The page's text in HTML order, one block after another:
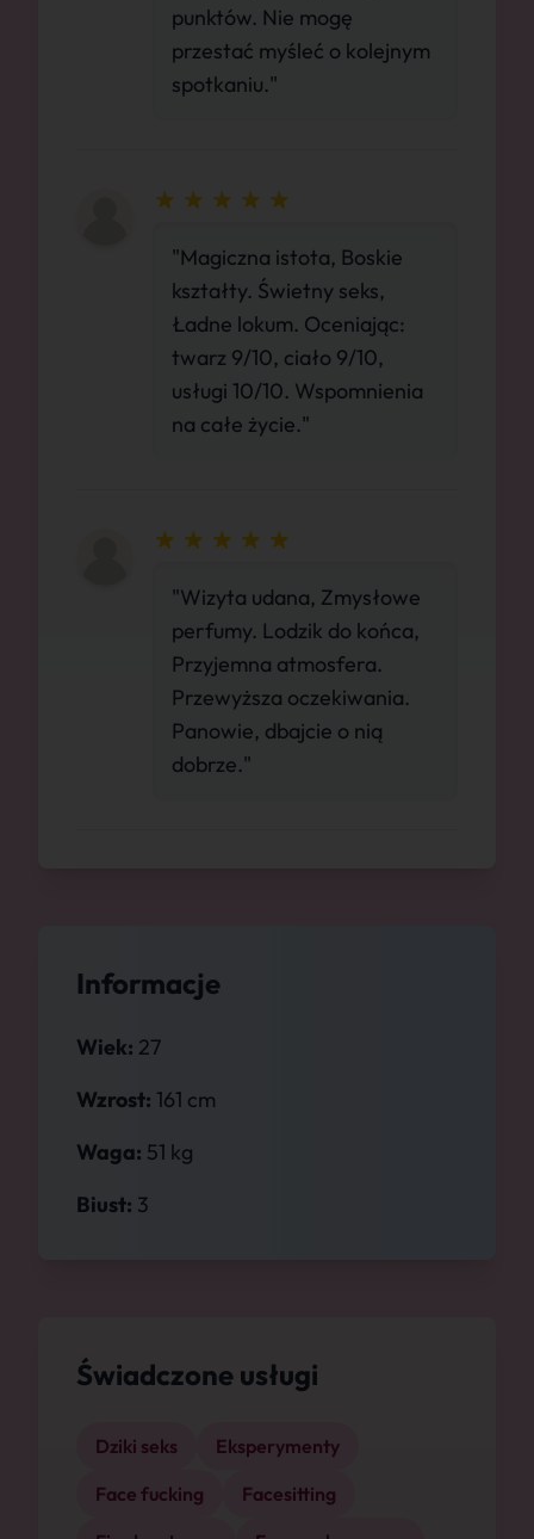
Informacje
Wiek: 27
Wzrost: 161 cm
Waga: 51 kg
Biust: 3
Świadczone usługi
Dziki seks
Eksperymenty
Face fucking
Facesitting
punktów. Nie mogę
przestać myśleć o kolejnym
spotkaniu."
"Magiczna istota, Boskie
kształty. Świetny seks,
Ładne lokum. Oceniając:
twarz 9/10, ciało 9/10,
usługi 10/10. Wspomnienia
na całe życie."
"Wizyta udana, Zmysłowe
perfumy. Lodzik do końca,
Przyjemna atmosfera.
Przewyższa oczekiwania.
Panowie, dbajcie o nią
dobrze."